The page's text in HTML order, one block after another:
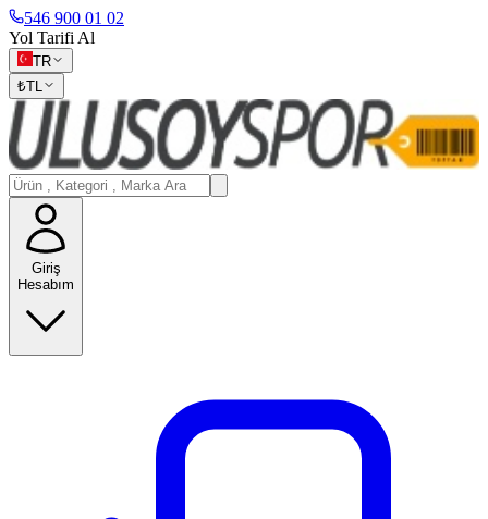
546 900 01 02
Yol Tarifi Al
TR
₺TL
Giriş
Hesabım